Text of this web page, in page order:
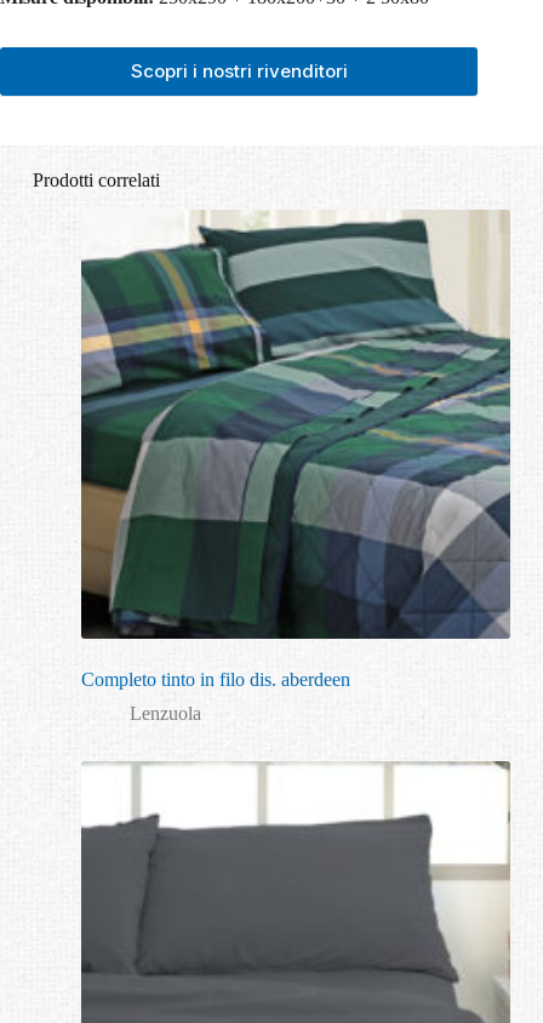
Scopri i nostri rivenditori
Prodotti correlati
Completo tinto in filo dis. aberdeen
Lenzuola